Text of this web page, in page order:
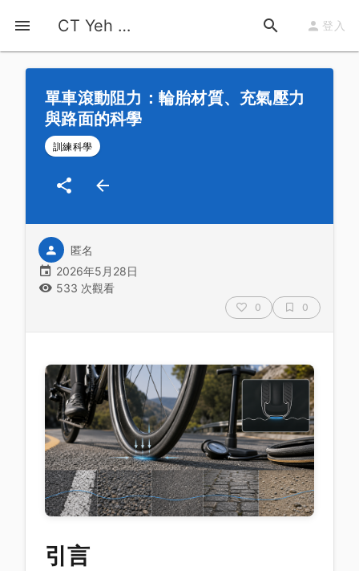
CT Yeh 公路車基地 登入
首頁 運動知識
單車滾動阻力：輪胎材質、充氣壓力
與路面的科學
訓練科學
匿名
2026年5月28日
533 次觀看
0 0
引言